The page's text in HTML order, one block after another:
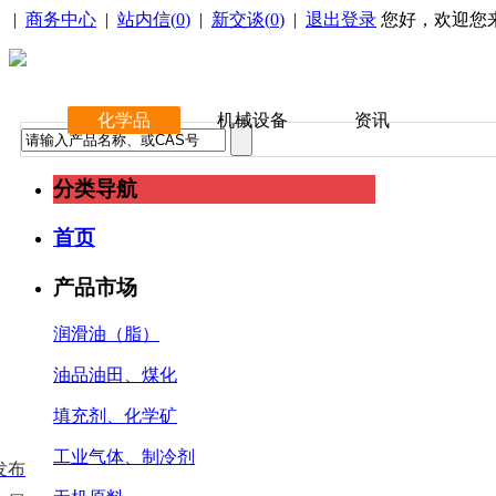
| 商务中心 | 站内信(0) | 新交谈(0) | 退出登录 您好，欢迎您
化学品 机械设备 资讯
分类导航
首页
产品市场
润滑油（脂）
油品油田、煤化
填充剂、化学矿
工业气体、制冷剂
布